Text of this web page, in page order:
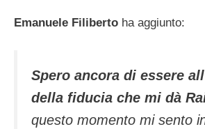
Emanuele Filiberto ha aggiunto:
Spero ancora di essere
della fiducia che mi dà
questo momento mi sento